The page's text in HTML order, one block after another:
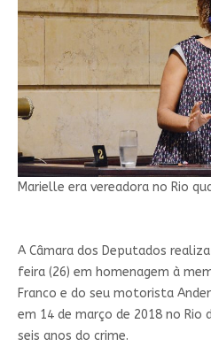
Marielle era vereadora no Rio
A Câmara dos Deputados
feira (26) em homenagem à
Franco e do seu motorista
em 14 de março de 2018 no Rio
seis anos do crime.